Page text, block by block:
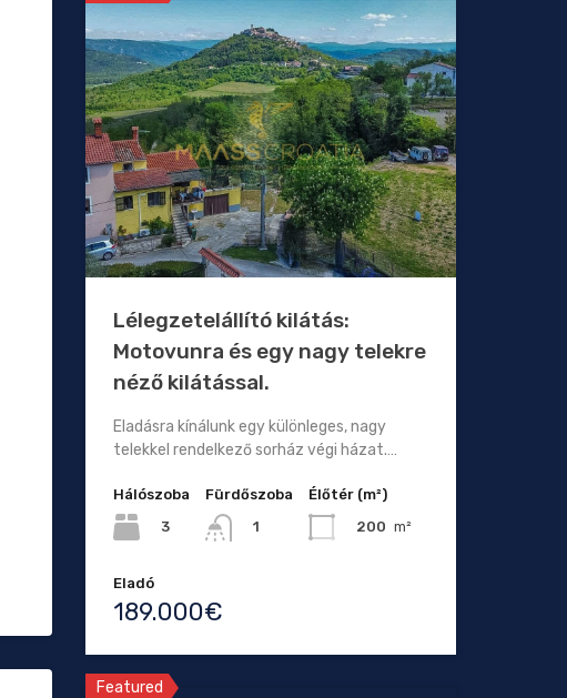
Lélegzetelállító kilátás:
Motovunra és egy nagy telekre
néző kilátással.
Eladásra kínálunk egy különleges, nagy
telekkel rendelkező sorház végi házat.…
Hálószoba
3
Fürdőszoba
1
Élőtér (m²)
200 m²
Eladó
189.000€
Featured